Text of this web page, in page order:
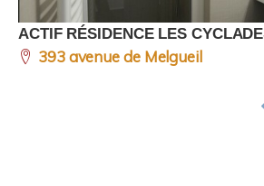
ACTIF RÉSIDENCE LES
393 avenue de Melgueil